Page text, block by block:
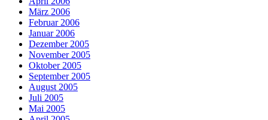
März 2006
Februar 2006
Januar 2006
Dezember 2005
November 2005
Oktober 2005
September 2005
August 2005
Juli 2005
Mai 2005